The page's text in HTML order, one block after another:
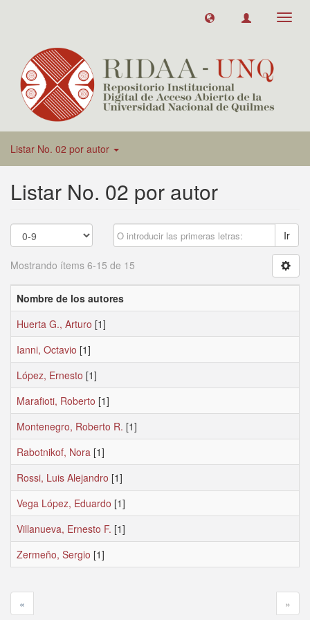
Listar No. 02 por autor
Listar No. 02 por autor
Ir
Mostrando ítems 6-15 de 15
Nombre de los autores
Huerta G., Arturo [1]
Ianni, Octavio [1]
López, Ernesto [1]
Marafioti, Roberto [1]
Montenegro, Roberto R. [1]
Rabotnikof, Nora [1]
Rossi, Luis Alejandro [1]
Vega López, Eduardo [1]
Villanueva, Ernesto F. [1]
Zermeño, Sergio [1]
« »